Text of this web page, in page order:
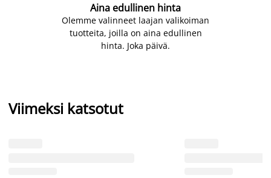
Aina edullinen hinta
Olemme valinneet laajan valikoiman
tuotteita, joilla on aina edullinen
hinta. Joka päivä.
Viimeksi katsotut